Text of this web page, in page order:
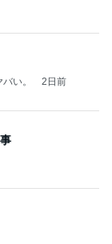
い。 2日前